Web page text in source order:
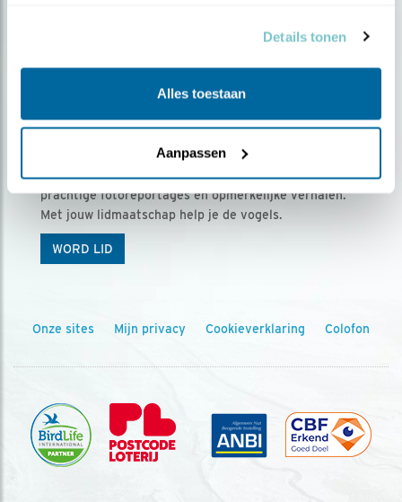
Details tonen
Alles toestaan
Aanpassen
Ontvang 5 x Vogels voor € 36,00 per jaar
Vogels is het tijdschrift voor onze leden, met
prachtige fotoreportages en opmerkelijke verhalen.
Met jouw lidmaatschap help je de vogels.
WORD LID
Onze sites Mijn privacy Cookieverklaring Colofon